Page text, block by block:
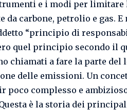
e i modi per limitare
da carbone, petrolio e gas.
“principio di
quel principio secondo il
chiamati a fare la parte del
delle emissioni. Un
poco complesso e
è la storia dei